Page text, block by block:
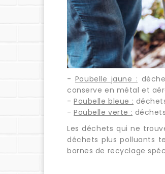
- Poubelle jaune :
conserve en métal et
-Poubelle bleue :
-Poubelle verte :
Les déchets qui ne
déchets plus polluants
bornes de recyclage